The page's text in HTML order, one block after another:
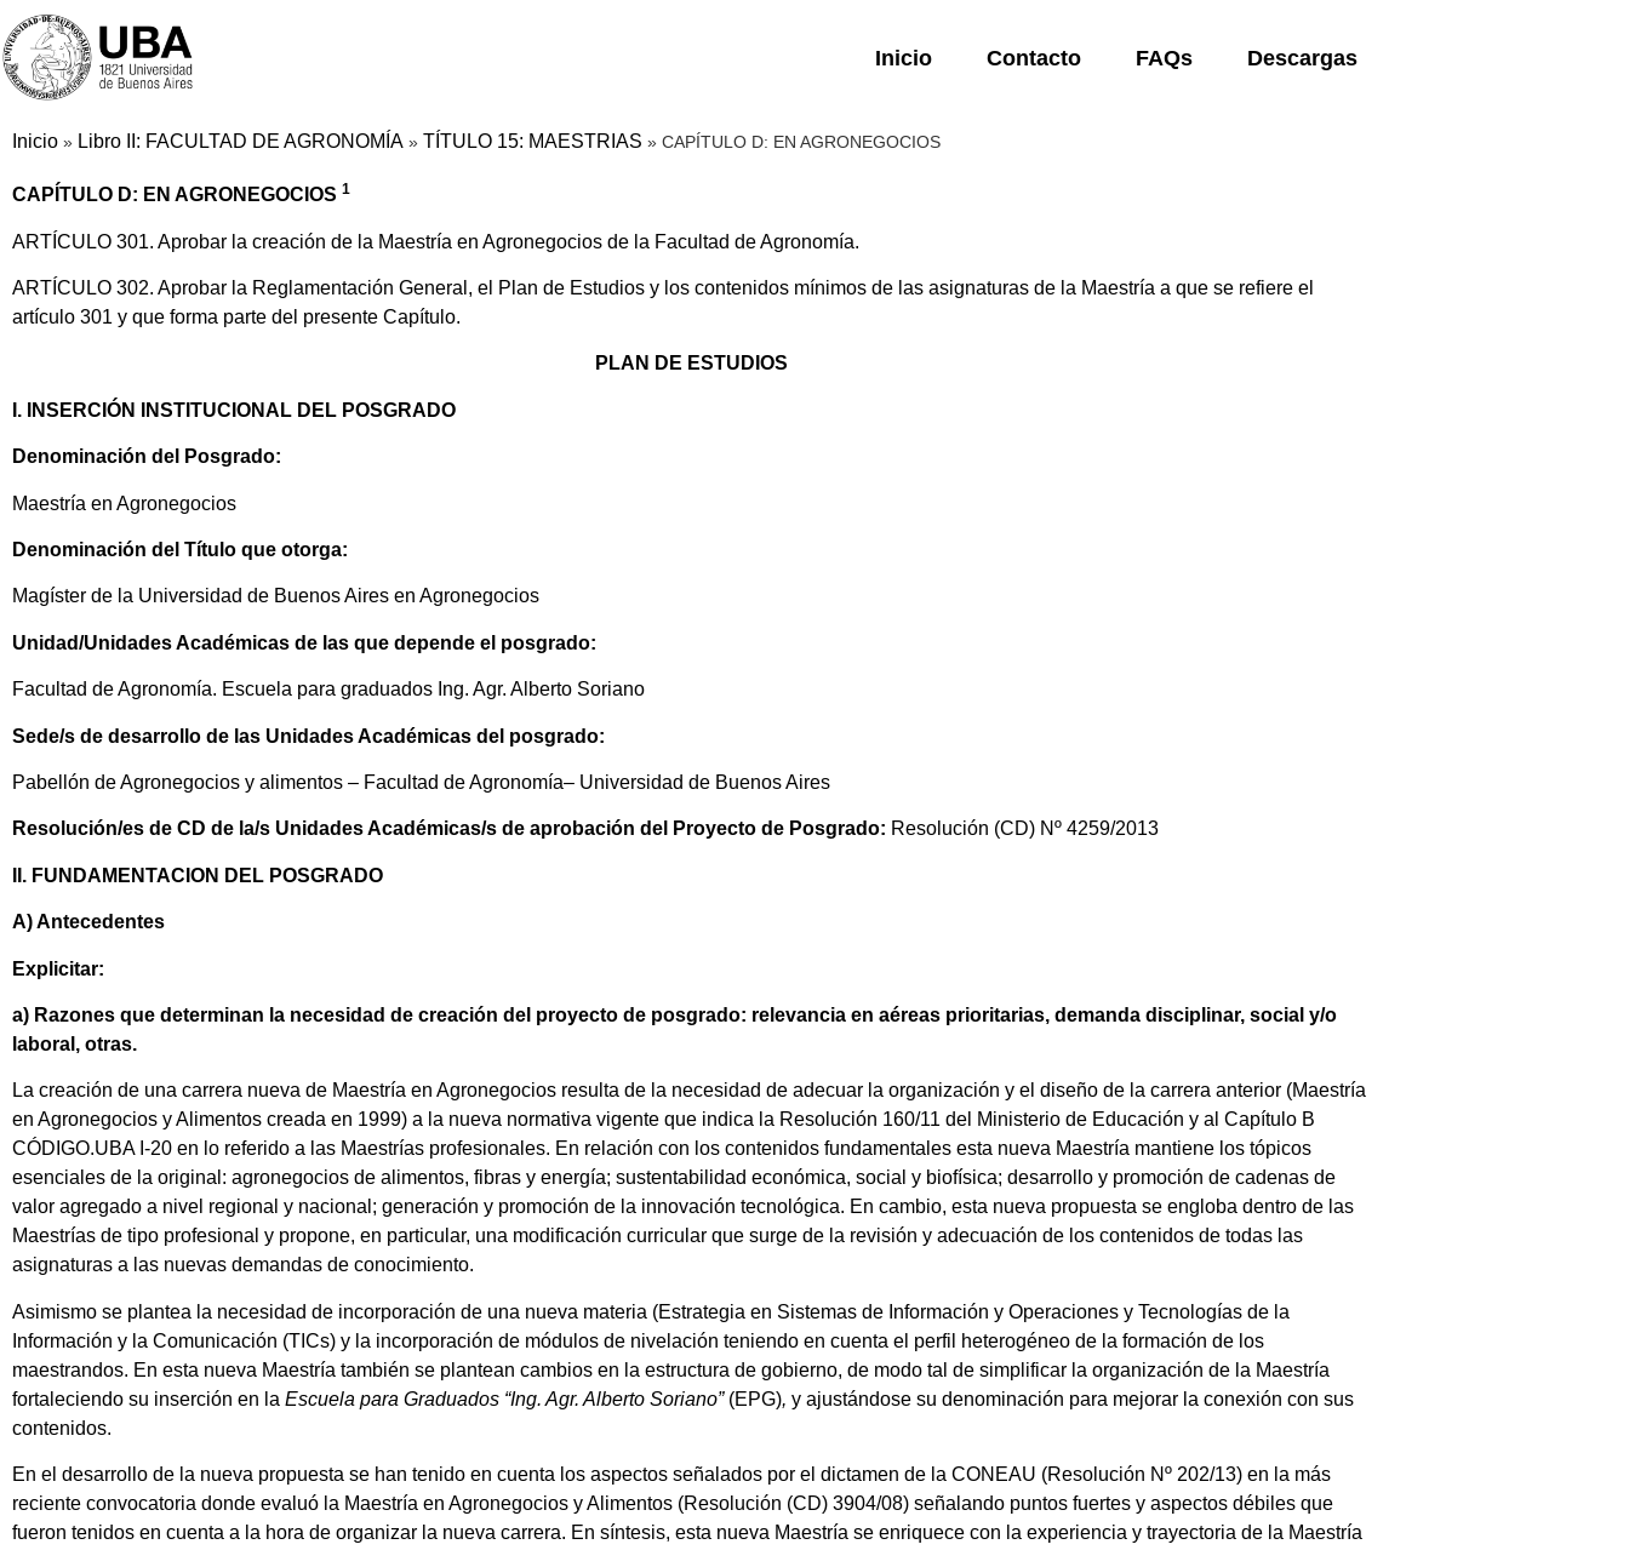
Inicio Contacto FAQs Descargas
Inicio » Libro II: FACULTAD DE AGRONOMÍA » TÍTULO 15: MAESTRIAS » CAPÍTULO D: EN AGRONEGOCIOS
CAPÍTULO D: EN AGRONEGOCIOS 1
ARTÍCULO 301. Aprobar la creación de la Maestría en Agronegocios de la Facultad de Agronomía.
ARTÍCULO 302. Aprobar la Reglamentación General, el Plan de Estudios y los contenidos mínimos de las asignaturas de la Maestría a que se refiere el
artículo 301 y que forma parte del presente Capítulo.
PLAN DE ESTUDIOS
I. INSERCIÓN INSTITUCIONAL DEL POSGRADO
Denominación del Posgrado:
Maestría en Agronegocios
Denominación del Título que otorga:
Magíster de la Universidad de Buenos Aires en Agronegocios
Unidad/Unidades Académicas de las que depende el posgrado:
Facultad de Agronomía. Escuela para graduados Ing. Agr. Alberto Soriano
Sede/s de desarrollo de las Unidades Académicas del posgrado:
Pabellón de Agronegocios y alimentos – Facultad de Agronomía– Universidad de Buenos Aires
Resolución/es de CD de la/s Unidades Académicas/s de aprobación del Proyecto de Posgrado: Resolución (CD) Nº 4259/2013
II. FUNDAMENTACION DEL POSGRADO
A) Antecedentes
Explicitar:
a) Razones que determinan la necesidad de creación del proyecto de posgrado: relevancia en aéreas prioritarias, demanda disciplinar, social y/o
laboral, otras.
La creación de una carrera nueva de Maestría en Agronegocios resulta de la necesidad de adecuar la organización y el diseño de la carrera anterior (Maestría
en Agronegocios y Alimentos creada en 1999) a la nueva normativa vigente que indica la Resolución 160/11 del Ministerio de Educación y al Capítulo B
CÓDIGO.UBA I-20 en lo referido a las Maestrías profesionales. En relación con los contenidos fundamentales esta nueva Maestría mantiene los tópicos
esenciales de la original: agronegocios de alimentos, fibras y energía; sustentabilidad económica, social y biofísica; desarrollo y promoción de cadenas de
valor agregado a nivel regional y nacional; generación y promoción de la innovación tecnológica. En cambio, esta nueva propuesta se engloba dentro de las
Maestrías de tipo profesional y propone, en particular, una modificación curricular que surge de la revisión y adecuación de los contenidos de todas las
asignaturas a las nuevas demandas de conocimiento.
Asimismo se plantea la necesidad de incorporación de una nueva materia (Estrategia en Sistemas de Información y Operaciones y Tecnologías de la
Información y la Comunicación (TICs) y la incorporación de módulos de nivelación teniendo en cuenta el perfil heterogéneo de la formación de los
maestrandos. En esta nueva Maestría también se plantean cambios en la estructura de gobierno, de modo tal de simplificar la organización de la Maestría
fortaleciendo su inserción en la Escuela para Graduados “Ing. Agr. Alberto Soriano” (EPG), y ajustándose su denominación para mejorar la conexión con sus
contenidos.
En el desarrollo de la nueva propuesta se han tenido en cuenta los aspectos señalados por el dictamen de la CONEAU (Resolución Nº 202/13) en la más
reciente convocatoria donde evaluó la Maestría en Agronegocios y Alimentos (Resolución (CD) 3904/08) señalando puntos fuertes y aspectos débiles que
fueron tenidos en cuenta a la hora de organizar la nueva carrera. En síntesis, esta nueva Maestría se enriquece con la experiencia y trayectoria de la Maestría